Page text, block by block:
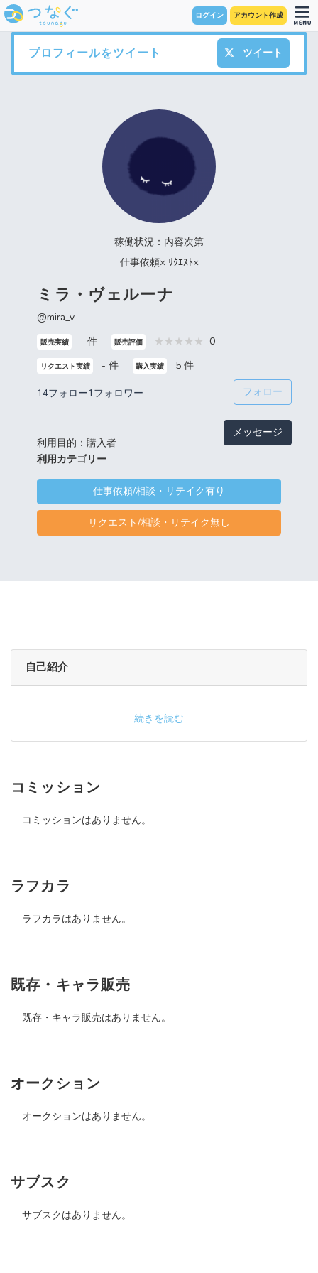
ログイン アカウント作成
プロフィールをツイート ツイート
稼働状況：内容次第
仕事依頼× ﾘｸｴｽﾄ×
ミラ・ヴェルーナ
@mira_v
販売実績 - 件 販売評価 0
リクエスト実績 - 件 購入実績 5 件
14フォロー1フォロワー フォロー
利用目的：購入者
メッセージ
利用カテゴリー
仕事依頼/相談・リテイク有り
リクエスト/相談・リテイク無し
自己紹介
続きを読む
コミッション
コミッションはありません。
ラフカラ
ラフカラはありません。
既存・キャラ販売
既存・キャラ販売はありません。
オークション
オークションはありません。
サブスク
サブスクはありません。